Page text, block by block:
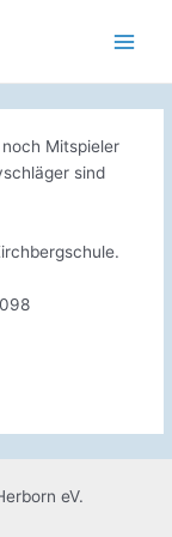
Mitspieler
sind
eV.